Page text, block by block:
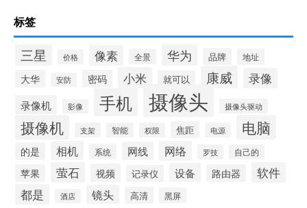
标签
三星 价格 像素 全景 华为 品牌 地址
大华 安防 密码 小米 就可以 康威 录像
录像机 影像 手机 摄像头 摄像头驱动
摄像机 支架 智能 权限 焦距 电源 电脑
的是 相机 系统 网线 网络 罗技 自己的
苹果 萤石 视频 记录仪 设备 路由器
软件
都是
酒店 镜头 高清 黑屏